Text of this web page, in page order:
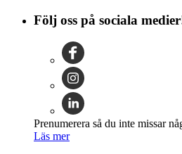
Följ oss på sociala
Prenumerera så du inte missar
Läs mer